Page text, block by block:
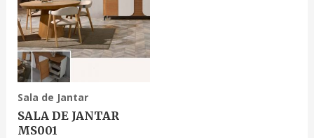
Sala de Jantar
SALA DE JANTAR
MS001